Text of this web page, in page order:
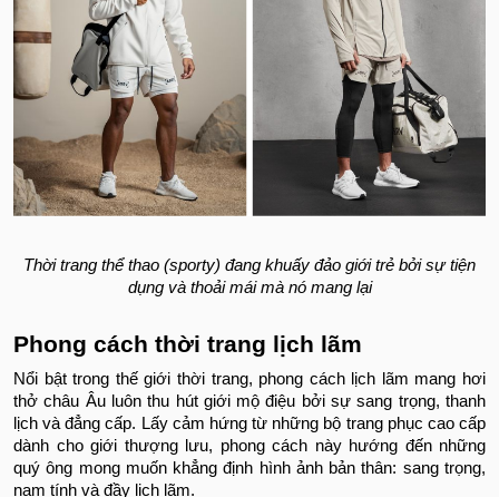
Thời trang thể thao (sporty) đang khuấy đảo giới trẻ bởi sự tiện
dụng và thoải mái mà nó mang lại
Phong cách thời trang lịch lãm
Nổi bật trong thế giới thời trang, phong cách lịch lãm mang hơi
thở châu Âu luôn thu hút giới mộ điệu bởi sự sang trọng, thanh
lịch và đẳng cấp. Lấy cảm hứng từ những bộ trang phục cao cấp
dành cho giới thượng lưu, phong cách này hướng đến những
quý ông mong muốn khẳng định hình ảnh bản thân: sang trọng,
nam tính và đầy lịch lãm.